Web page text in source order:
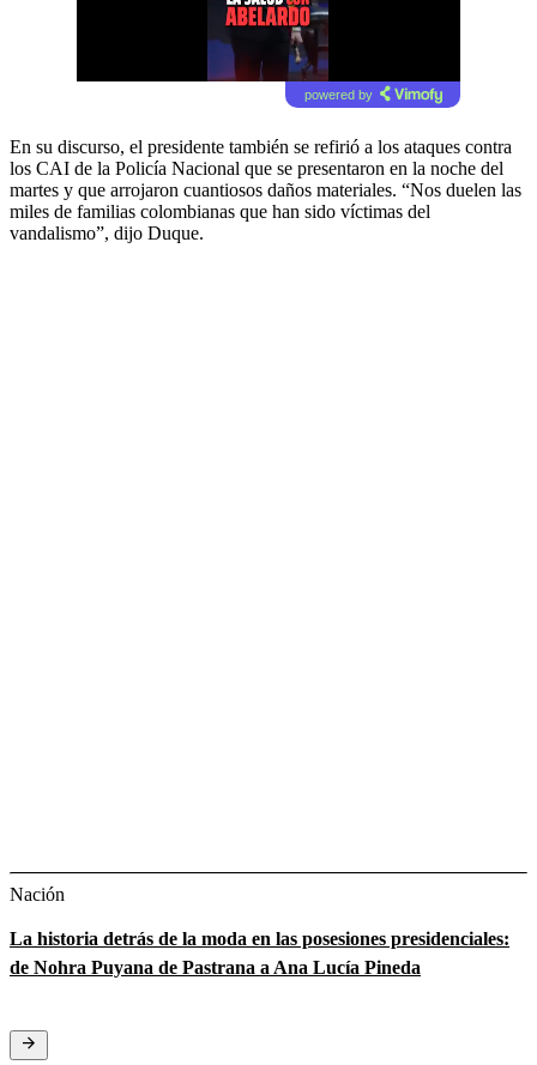
powered by
En su discurso, el presidente también se refirió a los ataques contra
los CAI de la Policía Nacional que se presentaron en la noche del
martes y que arrojaron cuantiosos daños materiales. “Nos duelen las
miles de familias colombianas que han sido víctimas del
vandalismo”, dijo Duque.
Nación
La historia detrás de la moda en las posesiones presidenciales:
de Nohra Puyana de Pastrana a Ana Lucía Pineda